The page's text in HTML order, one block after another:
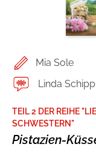
Romance
Abenteuer
Ratgeber
Kontakt
Presse
Blogger und
Mia Sole
Linda Schipp
TEIL 2 DER REIHE
SCHWESTERN"
Pistazien-